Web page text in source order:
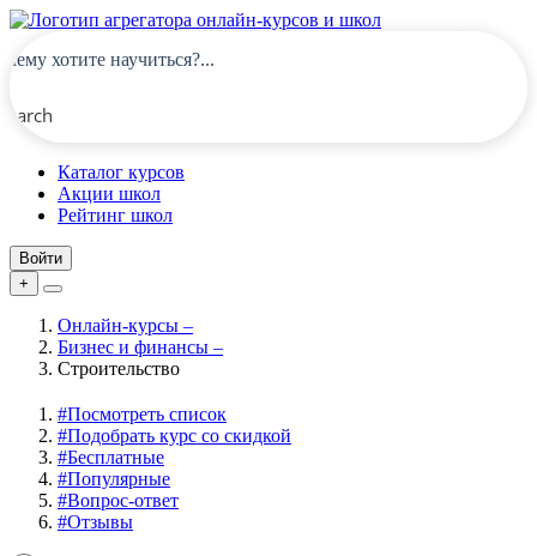
Каталог курсов
Акции школ
Рейтинг школ
Войти
+
Онлайн-курсы –
Бизнес и финансы –
Строительство
#Посмотреть список
#Подобрать курс со скидкой
#Бесплатные
#Популярные
#Вопрос-ответ
#Отзывы